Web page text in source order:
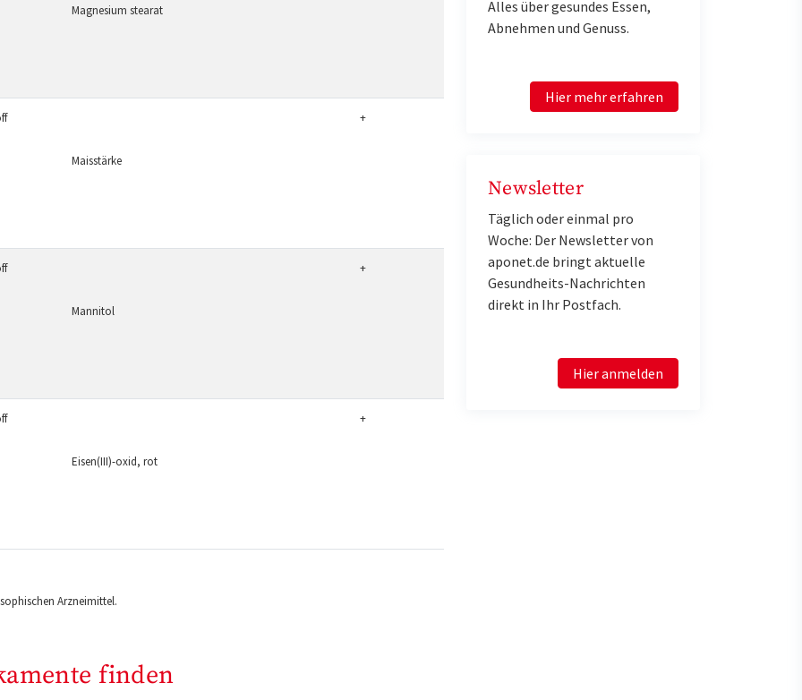
Magnesium stearat
Maisstärke
+
Mannitol
+
Eisen(III)-oxid, rot
+
Arzneimittel.
finden
Alles über gesundes Essen,
Abnehmen und Genuss.
Hier mehr erfahren
Newsletter
Täglich oder einmal pro
Woche: Der Newsletter von
aponet.de bringt aktuelle
Gesundheits-Nachrichten
direkt in Ihr Postfach.
Hier anmelden